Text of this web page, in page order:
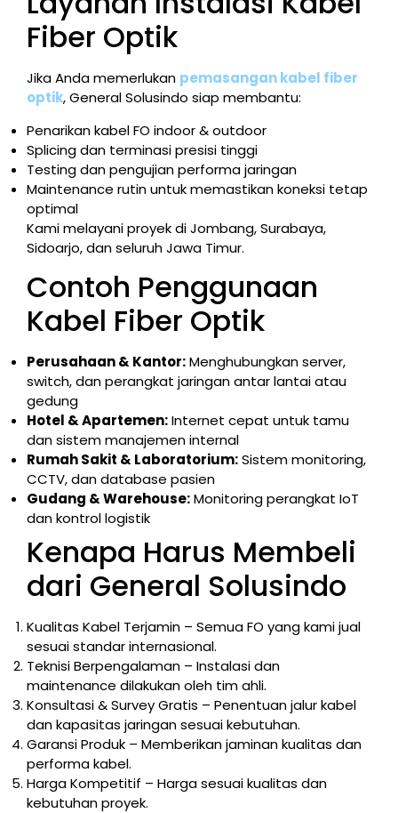
Fiber Optik
Jika Anda memerlukan pemasangan kabel fiber
optik, General Solusindo siap membantu:
Penarikan kabel FO indoor & outdoor
Splicing dan terminasi presisi tinggi
Testing dan pengujian performa jaringan
Maintenance rutin untuk memastikan koneksi tetap
optimal
Kami melayani proyek di Jombang, Surabaya,
Sidoarjo, dan seluruh Jawa Timur.
Contoh Penggunaan
Kabel Fiber Optik
Perusahaan & Kantor:Menghubungkan server,
switch, dan perangkat jaringan antar lantai atau
gedung
Hotel & Apartemen:Internet cepat untuk tamu
dan sistem manajemen internal
Rumah Sakit & Laboratorium:Sistem monitoring,
CCTV, dan database pasien
Gudang & Warehouse:Monitoring perangkat IoT
dan kontrol logistik
Kenapa Harus Membeli
dari General Solusindo
Kualitas Kabel Terjamin – Semua FO yang kami jual
sesuai standar internasional.
Teknisi Berpengalaman – Instalasi dan
maintenance dilakukan oleh tim ahli.
Konsultasi & Survey Gratis – Penentuan jalur kabel
dan kapasitas jaringan sesuai kebutuhan.
Garansi Produk – Memberikan jaminan kualitas dan
performa kabel.
Harga Kompetitif – Harga sesuai kualitas dan
kebutuhan proyek.